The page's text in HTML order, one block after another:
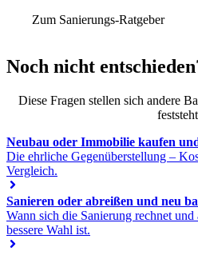
Zum Sanierungs-Ratgeber
Noch nicht
Diese Fragen stellen sich andere
Neubau oder Immobilie kaufen
Die ehrliche Gegenüberstellung –
Vergleich.
Sanieren oder abreißen und neu
Wann sich die Sanierung rechnet
bessere Wahl ist.